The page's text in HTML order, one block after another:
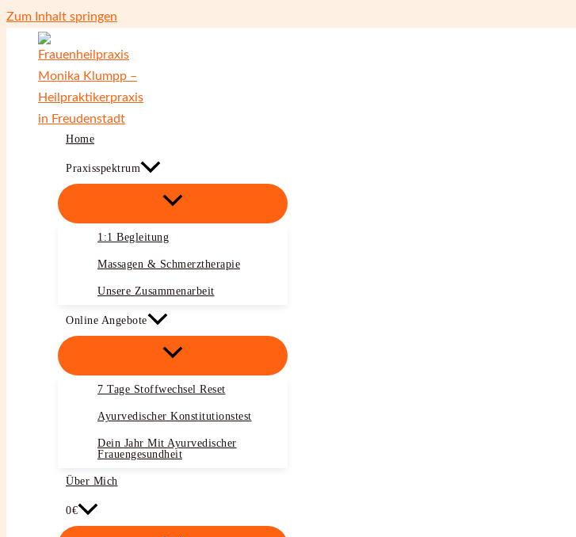
Zum Inhalt springen
Home
Praxisspektrum
1:1 Begleitung
Massagen & Schmerztherapie
Unsere Zusammenarbeit
Online Angebote
7 Tage Stoffwechsel Reset
Ayurvedischer Konstitutionstest
Dein Jahr Mit Ayurvedischer
Frauengesundheit
Über Mich
0€